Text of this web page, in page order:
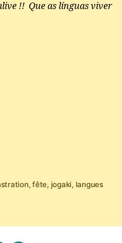
!! Que as línguas viver
,fête, jogaki, langues